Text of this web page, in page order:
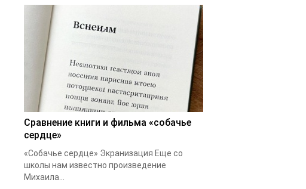
Сравнение книги и фильма «собачье
сердце»
«Собачье сердце» Экранизация Еще со
школы нам известно произведение
Михаила...